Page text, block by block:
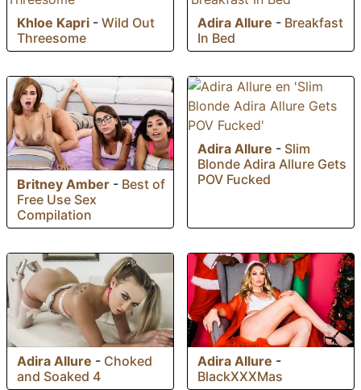
Khloe Kapri - Wild Out
Threesome
Adira Allure - Breakfast
In Bed
Britney Amber - Best of
Free Use Sex
Compilation
Adira Allure - Slim
Blonde Adira Allure Gets
POV Fucked
Adira Allure - Choked
and Soaked 4
Adira Allure -
BlackXXXMas